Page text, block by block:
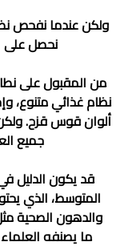
ولكن عندما نفحص
نحصل على
من المقبول على
نظام غذائي متنوع،
ألوان قوس قزح.
جميع
قد يكون الدليل
المتوسط، الذي
والدهون الصحية مثل
ما يصنفه